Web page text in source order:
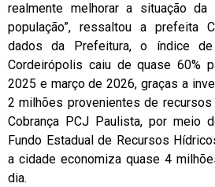
realmente melhorar a situação
população”, ressaltou a prefeita
dados da Prefeitura, o índice
Cordeirópolis caiu de quase 60%
2025 e março de 2026, graças a
2 milhões provenientes de
Cobrança PCJ Paulista, por meio
Fundo Estadual de Recursos
a cidade economiza quase 4
dia.